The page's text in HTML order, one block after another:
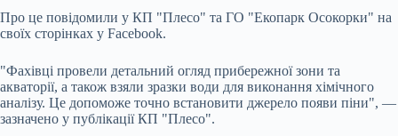
Про це повідомили у КП "Плесо" та ГО "Екопарк Осокорки" на
своїх сторінках у Facebook.
"Фахівці провели детальний огляд прибережної зони та
акваторії, а також взяли зразки води для виконання хімічного
аналізу. Це допоможе точно встановити джерело появи піни", —
зазначено у публікації КП "Плесо".